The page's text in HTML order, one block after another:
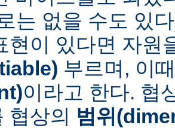
는 없을 수도 있
현이 있다면 자원
부르며, 이
이라고 한다. 협
협상의 범위